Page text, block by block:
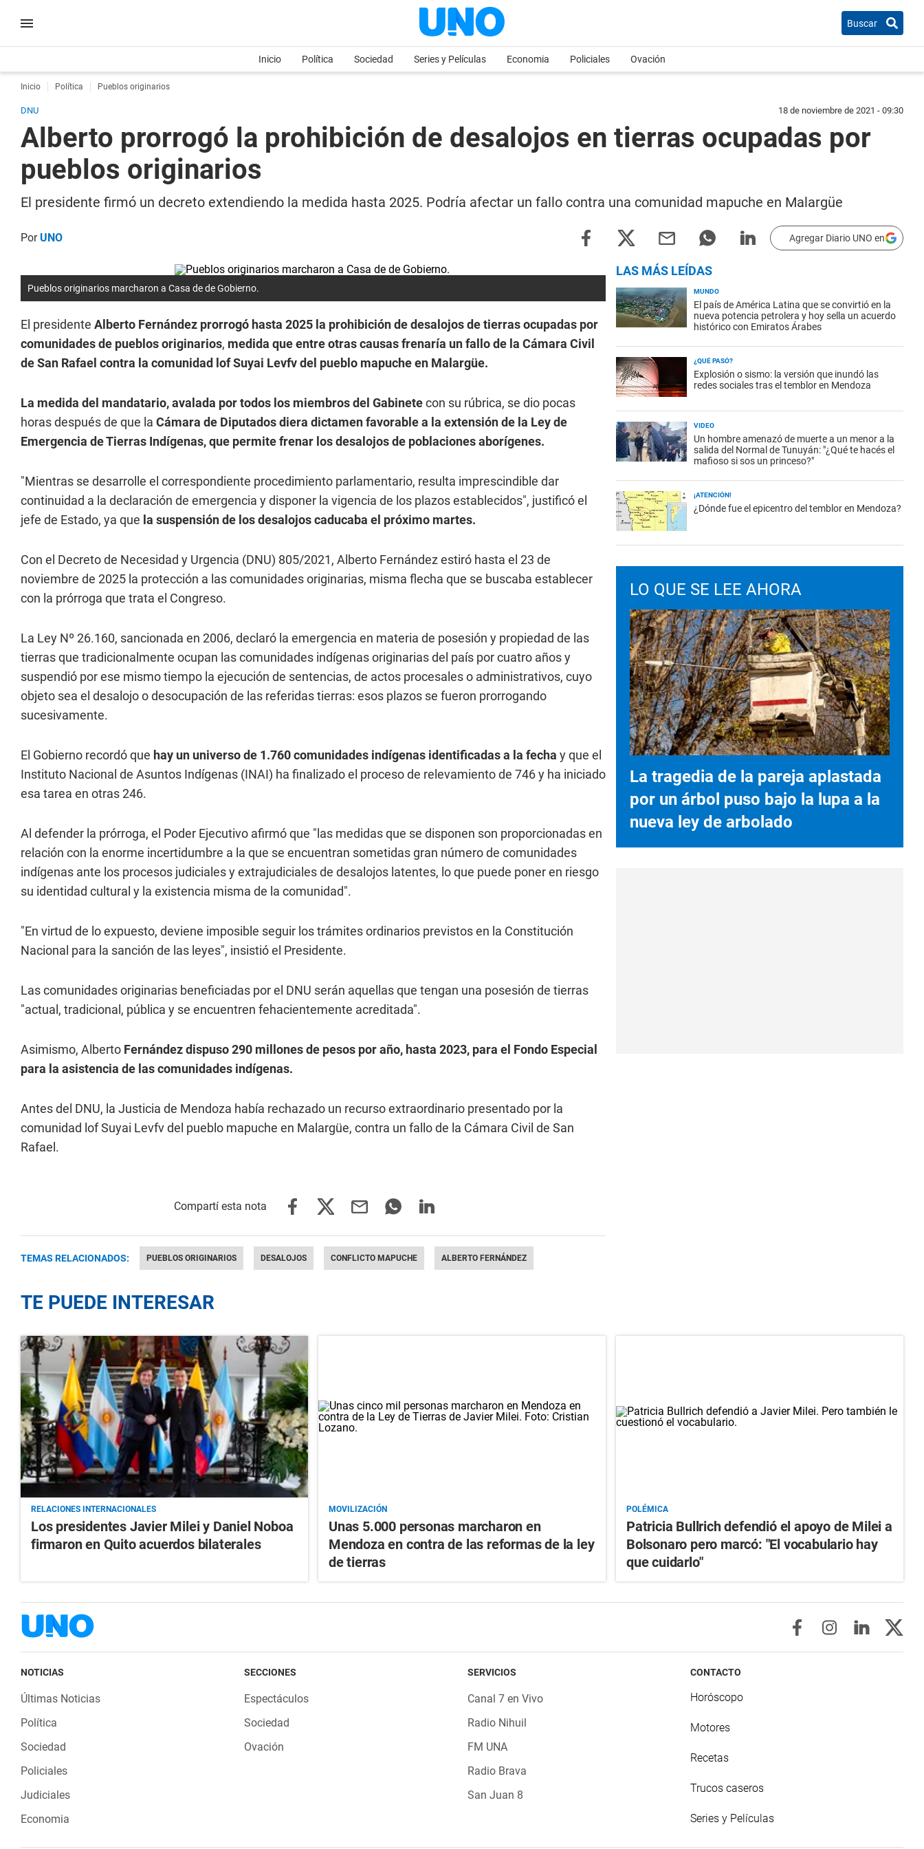
Buscar
Inicio Política Sociedad Series y Películas Economia Policiales Ovación
Inicio Política Pueblos originarios
DNU 18 de noviembre de 2021 - 09:30
Alberto prorrogó la prohibición de desalojos en tierras ocupadas por
pueblos originarios
El presidente firmó un decreto extendiendo la medida hasta 2025. Podría afectar un fallo contra una comunidad mapuche en Malargüe
PorUNO Agregar Diario UNO en
Pueblos originarios marcharon a Casa de de Gobierno.
El presidente Alberto Fernández prorrogó hasta 2025 la prohibición de desalojos de tierras ocupadas por
comunidades de pueblos originarios, medida que entre otras causas frenaría un fallo de la Cámara Civil
de San Rafael contra la comunidad lof Suyai Levfv del pueblo mapuche en Malargüe.
La medida del mandatario, avalada por todos los miembros del Gabinetecon su rúbrica, se dio pocas
horas después de que la Cámara de Diputados diera dictamen favorable a la extensión de la Ley de
Emergencia de Tierras Indígenas, que permite frenar los desalojos de poblaciones aborígenes.
"Mientras se desarrolle el correspondiente procedimiento parlamentario, resulta imprescindible dar
continuidad a la declaración de emergencia y disponer la vigencia de los plazos establecidos", justificó el
jefe de Estado, ya que la suspensión de los desalojos caducaba el próximo martes.
Con el Decreto de Necesidad y Urgencia (DNU) 805/2021, Alberto Fernández estiró hasta el 23 de
noviembre de 2025 la protección a las comunidades originarias, misma flecha que se buscaba establecer
con la prórroga que trata el Congreso.
La Ley Nº 26.160, sancionada en 2006, declaró la emergencia en materia de posesión y propiedad de las
tierras que tradicionalmente ocupan las comunidades indígenas originarias del país por cuatro años y
suspendió por ese mismo tiempo la ejecución de sentencias, de actos procesales o administrativos, cuyo
objeto sea el desalojo o desocupación de las referidas tierras: esos plazos se fueron prorrogando
sucesivamente.
El Gobierno recordó que hay un universo de 1.760 comunidades indígenas identificadas a la fecha y que el
Instituto Nacional de Asuntos Indígenas (INAI) ha finalizado el proceso de relevamiento de 746 y ha iniciado
esa tarea en otras 246.
Al defender la prórroga, el Poder Ejecutivo afirmó que "las medidas que se disponen son proporcionadas en
relación con la enorme incertidumbre a la que se encuentran sometidas gran número de comunidades
indígenas ante los procesos judiciales y extrajudiciales de desalojos latentes, lo que puede poner en riesgo
su identidad cultural y la existencia misma de la comunidad".
"En virtud de lo expuesto, deviene imposible seguir los trámites ordinarios previstos en la Constitución
Nacional para la sanción de las leyes", insistió el Presidente.
Las comunidades originarias beneficiadas por el DNU serán aquellas que tengan una posesión de tierras
"actual, tradicional, pública y se encuentren fehacientemente acreditada".
Asimismo, Alberto Fernández dispuso 290 millones de pesos por año, hasta 2023, para el Fondo Especial
para la asistencia de las comunidades indígenas.
Antes del DNU, la Justicia de Mendoza había rechazado un recurso extraordinario presentado por la
comunidad lof Suyai Levfv del pueblo mapuche en Malargüe, contra un fallo de la Cámara Civil de San
Rafael.
TEMAS RELACIONADOS: PUEBLOS ORIGINARIOS DESALOJOS CONFLICTO MAPUCHE ALBERTO FERNÁNDEZ
LAS MÁS LEÍDAS
MUNDO
El país de América Latina que se convirtió en la
nueva potencia petrolera y hoy sella un acuerdo
histórico con Emiratos Árabes
¿QUÉ PASÓ?
Explosión o sismo: la versión que inundó las
redes sociales tras el temblor en Mendoza
VIDEO
Un hombre amenazó de muerte a un menor a la
salida del Normal de Tunuyán: "¿Qué te hacés el
mafioso si sos un princeso?"
¡ATENCIÓN!
¿Dónde fue el epicentro del temblor en Mendoza?
LO QUE SE LEE AHORA
La tragedia de la pareja aplastada
por un árbol puso bajo la lupa a la
nueva ley de arbolado
TE PUEDE INTERESAR
RELACIONES INTERNACIONALES
Los presidentes Javier Milei y Daniel Noboa
firmaron en Quito acuerdos bilaterales
MOVILIZACIÓN
Unas 5.000 personas marcharon en
Mendoza en contra de las reformas de la ley
de tierras
POLÉMICA
Patricia Bullrich defendió el apoyo de Milei a
Bolsonaro pero marcó: "El vocabulario hay
que cuidarlo"
NOTICIAS
Últimas Noticias
Política
Sociedad
Policiales
Judiciales
Economia
SECCIONES
Espectáculos
Sociedad
Ovación
SERVICIOS
Canal 7 en Vivo
Radio Nihuil
FM UNA
Radio Brava
San Juan 8
CONTACTO
Horóscopo
Motores
Recetas
Trucos caseros
Series y Películas